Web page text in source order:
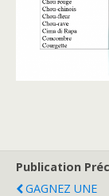
Publication
GAGNEZ UNE